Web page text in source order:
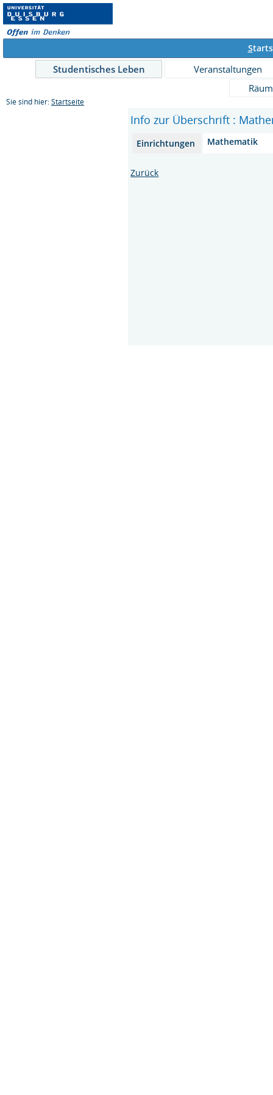
S
Studentisches Leben
Veranstaltungen
Sie sind hier: Startseite
Info zur Überschrift :
Einrichtungen Mathematik
Zurück